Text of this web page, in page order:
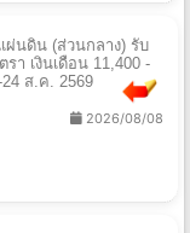
ผ่นดิน (ส่วนกลาง) รับ
า เงินเดือน 11,400 -
ส.ค. 2569
2026/08/08